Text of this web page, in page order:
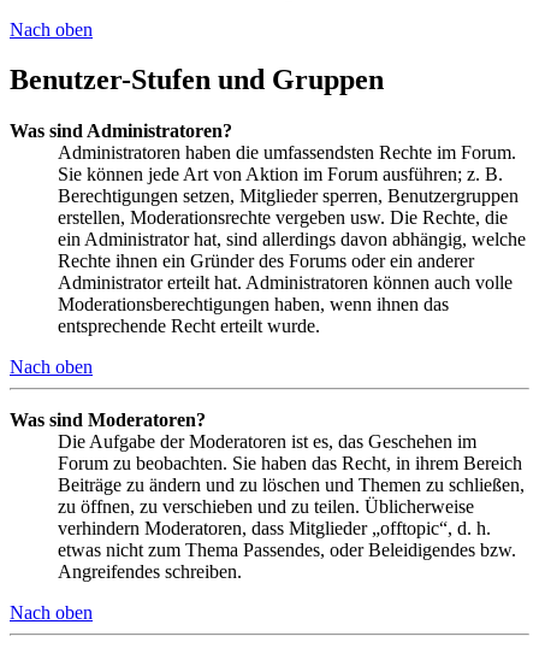
Nach oben
Benutzer-Stufen und Gruppen
Was sind Administratoren?
Administratoren haben die umfassendsten Rechte im Forum.
Sie können jede Art von Aktion im Forum ausführen; z. B.
Berechtigungen setzen, Mitglieder sperren, Benutzergruppen
erstellen, Moderationsrechte vergeben usw. Die Rechte, die
ein Administrator hat, sind allerdings davon abhängig, welche
Rechte ihnen ein Gründer des Forums oder ein anderer
Administrator erteilt hat. Administratoren können auch volle
Moderationsberechtigungen haben, wenn ihnen das
entsprechende Recht erteilt wurde.
Nach oben
Was sind Moderatoren?
Die Aufgabe der Moderatoren ist es, das Geschehen im
Forum zu beobachten. Sie haben das Recht, in ihrem Bereich
Beiträge zu ändern und zu löschen und Themen zu schließen,
zu öffnen, zu verschieben und zu teilen. Üblicherweise
verhindern Moderatoren, dass Mitglieder „offtopic“, d. h.
etwas nicht zum Thema Passendes, oder Beleidigendes bzw.
Angreifendes schreiben.
Nach oben